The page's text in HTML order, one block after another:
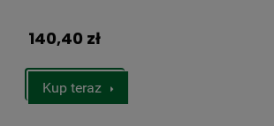
140,40 zł
Kup teraz